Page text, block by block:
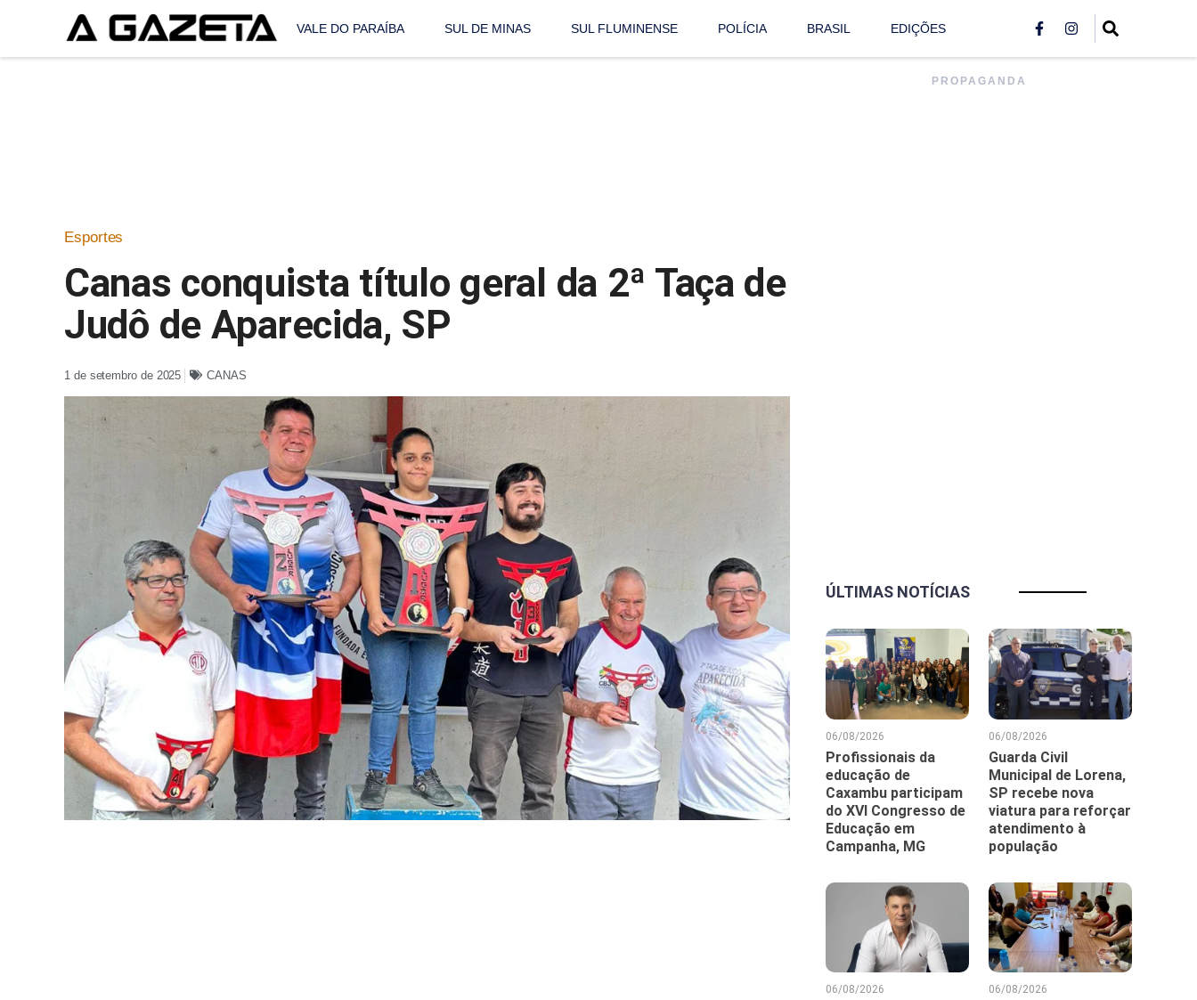
VALE DO PARAÍBA SUL DE MINAS SUL FLUMINENSE POLÍCIA BRASIL EDIÇÕES
Esportes
Canas conquista título geral da 2ª Taça de
Judô de Aparecida, SP
1 de setembro de 2025 CANAS
PROPAGANDA
ÚLTIMAS NOTÍCIAS
06/08/2026
Profissionais da
educação de
Caxambu participam
do XVI Congresso de
Educação em
Campanha, MG
06/08/2026
Guarda Civil
Municipal de Lorena,
SP recebe nova
viatura para reforçar
atendimento à
população
06/08/2026 06/08/2026